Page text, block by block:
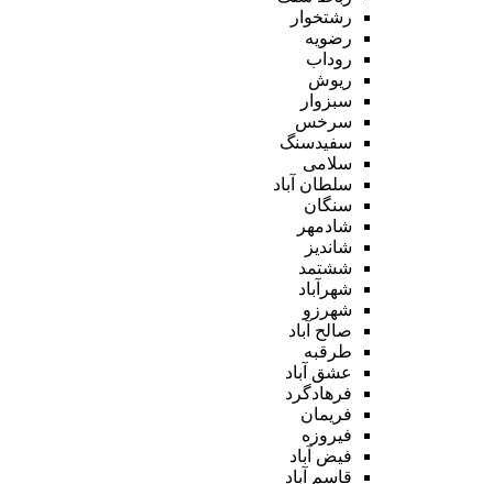
رشتخوار
رضویه
روداب
ریوش
سبزوار
سرخس
سفیدسنگ
سلامی
سلطان آباد
سنگان
شادمهر
شاندیز
ششتمد
شهرآباد
شهرزو
صالح آباد
طرقبه
عشق آباد
فرهادگرد
فریمان
فیروزه
فیض آباد
قاسم آباد